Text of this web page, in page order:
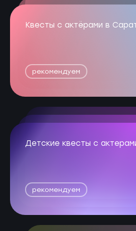
Квесты с актёрами в
рекомендуем
Детские квесты с
рекомендуем